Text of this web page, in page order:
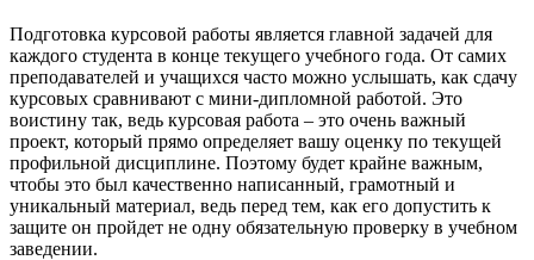
Подготовка курсовой работы является главной задачей для
каждого студента в конце текущего учебного года. От самих
преподавателей и учащихся часто можно услышать, как сдачу
курсовых сравнивают с мини-дипломной работой. Это
воистину так, ведь курсовая работа – это очень важный
проект, который прямо определяет вашу оценку по текущей
профильной дисциплине. Поэтому будет крайне важным,
чтобы это был качественно написанный, грамотный и
уникальный материал, ведь перед тем, как его допустить к
защите он пройдет не одну обязательную проверку в учебном
заведении.